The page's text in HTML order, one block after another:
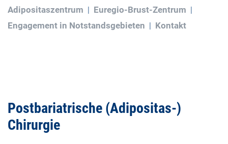
Adipositaszentrum
Euregio-Brust-Zentrum
Engagement in Notstandsgebieten
Kontakt
Postbariatrische (Adipositas-)
Chirurgie